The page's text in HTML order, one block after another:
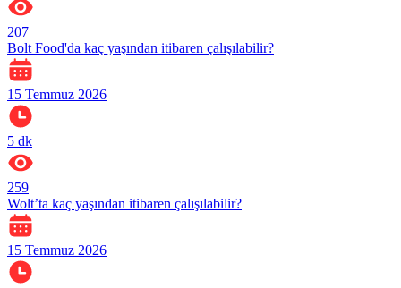
207
Bolt Food'da kaç yaşından itibaren çalışılabilir?
15 Temmuz 2026
5 dk
259
Wolt’ta kaç yaşından itibaren çalışılabilir?
15 Temmuz 2026